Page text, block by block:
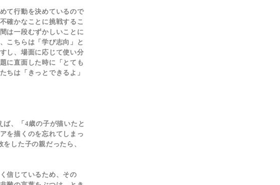
て行動を決めているので
確かなことに挑戦するこ
は一段むずかしいことに
こちらは「学び志向」と
し、場面に応じて使い分
に直面した時に「とても
ちは「きっとできるよ」
、「4歳の子が描いたと
を描くのを忘れてしまっ
した子の親だったら、
信じているため、その